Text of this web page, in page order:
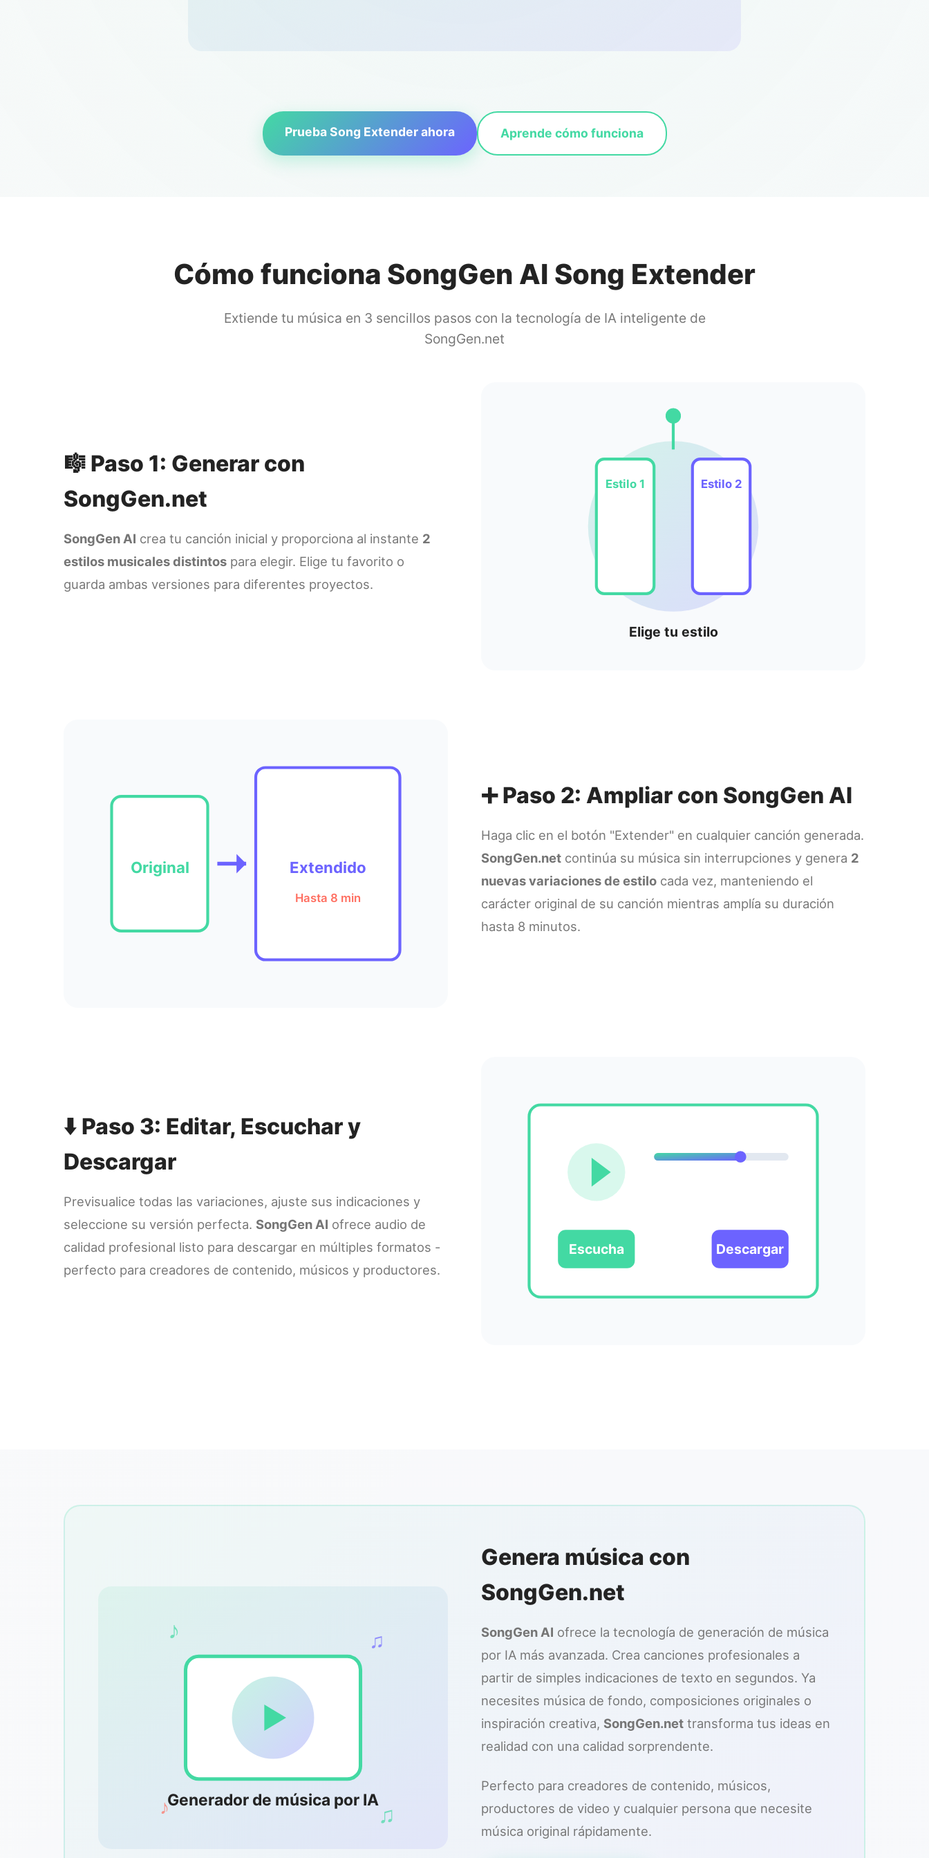
Prueba Song Extender ahora Aprende cómo funciona
Cómo funciona SongGen AI Song Extender
Extiende tu música en 3 sencillos pasos con la tecnología de IA inteligente de
SongGen.net
🎼 Paso 1: Generar con
SongGen.net
SongGen AI crea tu canción inicial y proporciona al instante 2
estilos musicales distintos para elegir. Elige tu favorito o
guarda ambas versiones para diferentes proyectos.
Estilo 1 Estilo 2
Elige tu estilo
Original Extendido
Hasta 8 min
➕ Paso 2: Ampliar con SongGen AI
Haga clic en el botón "Extender" en cualquier canción generada.
SongGen.net continúa su música sin interrupciones y genera 2
nuevas variaciones de estilo cada vez, manteniendo el
carácter original de su canción mientras amplía su duración
hasta 8 minutos.
⬇️ Paso 3: Editar, Escuchar y
Descargar
Previsualice todas las variaciones, ajuste sus indicaciones y
seleccione su versión perfecta. SongGen AI ofrece audio de
calidad profesional listo para descargar en múltiples formatos -
perfecto para creadores de contenido, músicos y productores.
Escucha Descargar
Generador de música por IA
♪ ♫
♪ ♫
Genera música con
SongGen.net
SongGen AI ofrece la tecnología de generación de música
por IA más avanzada. Crea canciones profesionales a
partir de simples indicaciones de texto en segundos. Ya
necesites música de fondo, composiciones originales o
inspiración creativa, SongGen.net transforma tus ideas en
realidad con una calidad sorprendente.
Perfecto para creadores de contenido, músicos,
productores de video y cualquier persona que necesite
música original rápidamente.